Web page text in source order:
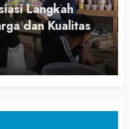
Langkah
dan Kualitas